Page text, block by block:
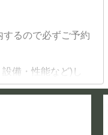
するので必ずご予約
備・性能など)し
要な情報・住宅ロー